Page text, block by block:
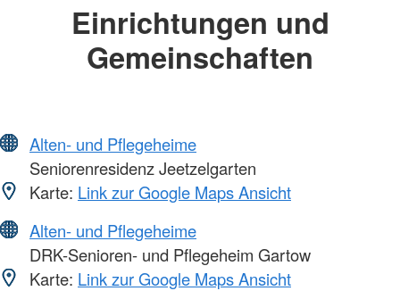
Einrichtungen und
Gemeinschaften
Alten- und Pflegeheime
Seniorenresidenz Jeetzelgarten
Karte: Link zur Google Maps Ansicht
Alten- und Pflegeheime
DRK-Senioren- und Pflegeheim Gartow
Karte: Link zur Google Maps Ansicht